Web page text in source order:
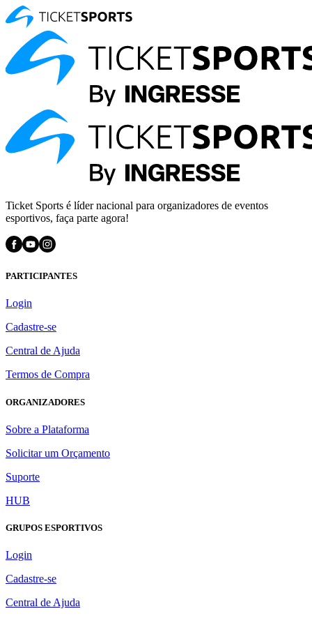
Ticket Sports é líder nacional para organizadores de eventos
esportivos, faça parte agora!
PARTICIPANTES
Login
Cadastre-se
Central de Ajuda
Termos de Compra
ORGANIZADORES
Sobre a Plataforma
Solicitar um Orçamento
Suporte
HUB
GRUPOS ESPORTIVOS
Login
Cadastre-se
Central de Ajuda